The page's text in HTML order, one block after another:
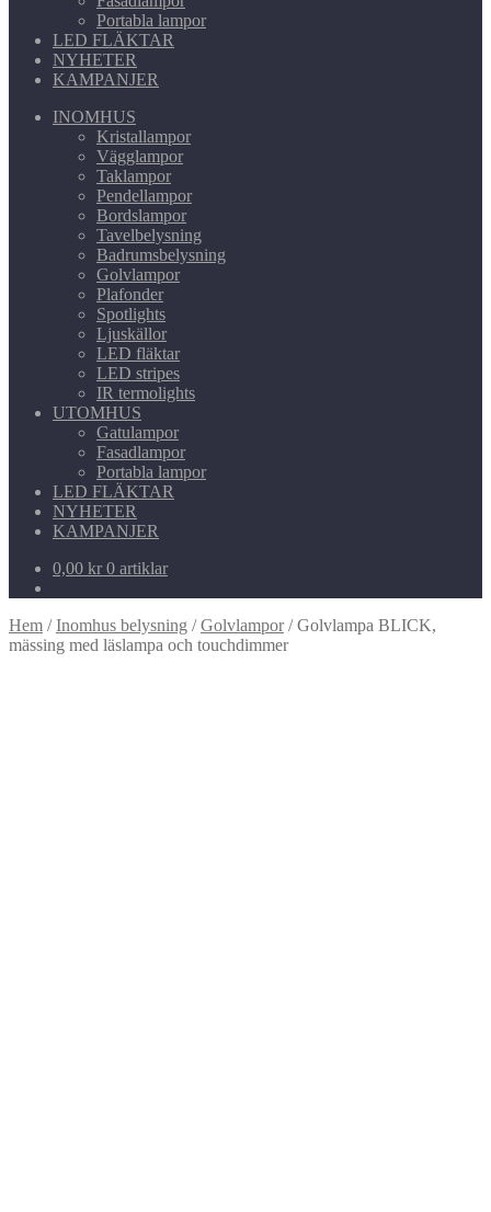
Portabla lampor
LED FLÄKTAR
NYHETER
KAMPANJER
INOMHUS
Kristallampor
Vägglampor
Taklampor
Pendellampor
Bordslampor
Tavelbelysning
Badrumsbelysning
Golvlampor
Plafonder
Spotlights
Ljuskällor
LED fläktar
LED stripes
IR termolights
UTOMHUS
Gatulampor
Fasadlampor
Portabla lampor
LED FLÄKTAR
NYHETER
KAMPANJER
0,00 kr 0 artiklar
Hem /Inomhus belysning /Golvlampor/Golvlampa BLICK,
mässing med läslampa och touchdimmer